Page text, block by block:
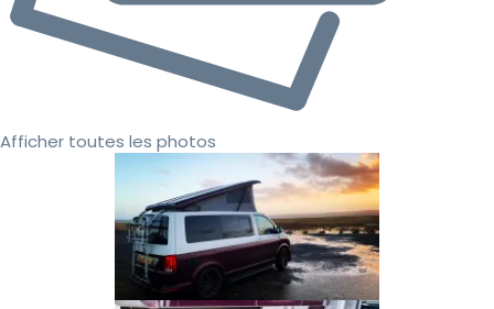
Afficher toutes les photos